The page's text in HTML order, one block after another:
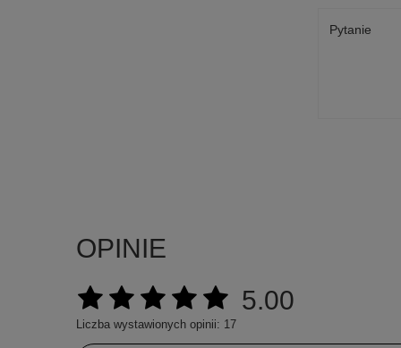
Pytanie
OPINIE
5.00
Liczba wystawionych opinii: 17